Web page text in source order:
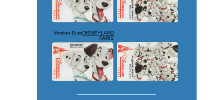
Version EuroDISNEYLAND
PARIS